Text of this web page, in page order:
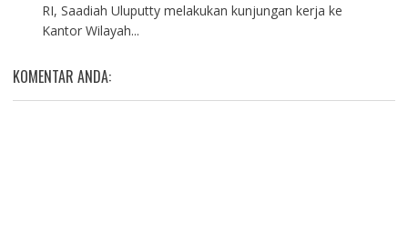
RI, Saadiah Uluputty melakukan kunjungan kerja ke
Kantor Wilayah...
KOMENTAR ANDA: